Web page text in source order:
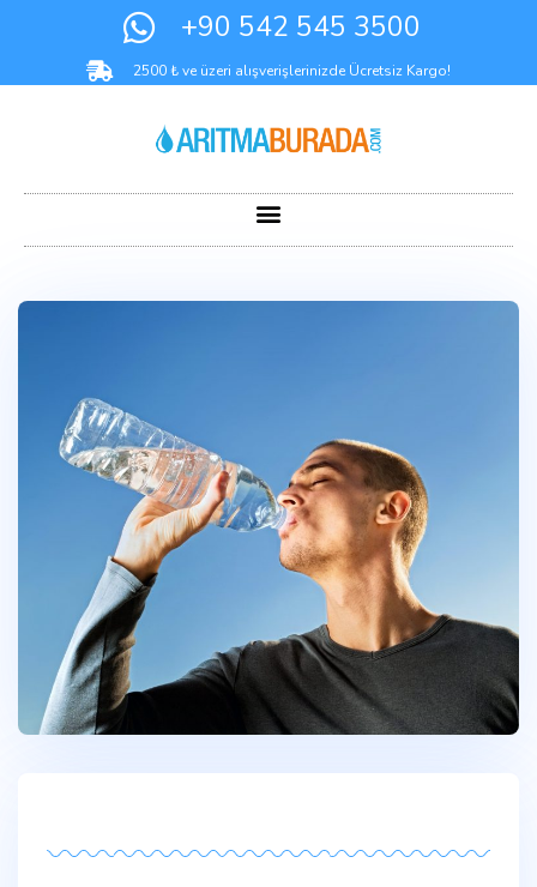
+90 542 545 3500
2500 ₺ ve üzeri alışverişlerinizde Ücretsiz Kargo!